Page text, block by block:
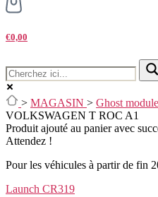
€0,00
> MAGASIN > Ghost module
VOLKSWAGEN T ROC A1
Produit ajouté au panier avec
Attendez !
Pour les véhicules à partir de fin
Launch CR319